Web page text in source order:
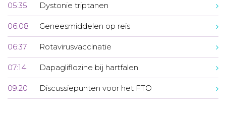
05:35 Dystonie triptanen
06:08 Geneesmiddelen op reis
06:37 Rotavirusvaccinatie
07:14 Dapagliflozine bij hartfalen
09:20 Discussiepunten voor het FTO